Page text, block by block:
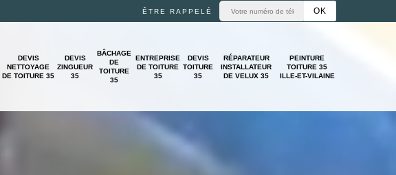
ÊTRE RAPPELÉ
DEVIS
NETTOYAGE
DE TOITURE 35
DEVIS
ZINGUEUR
35
BÂCHAGE
DE
TOITURE
35
ENTREPRISE
DE TOITURE
35
DEVIS
TOITURE
35
RÉPARATEUR
INSTALLATEUR
DE VELUX 35
PEINTURE
TOITURE 35
ILLE-ET-VILAINE